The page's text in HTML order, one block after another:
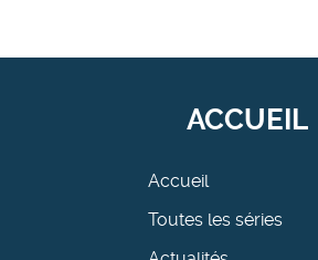
ACCUEIL
Accueil
Toutes les séries